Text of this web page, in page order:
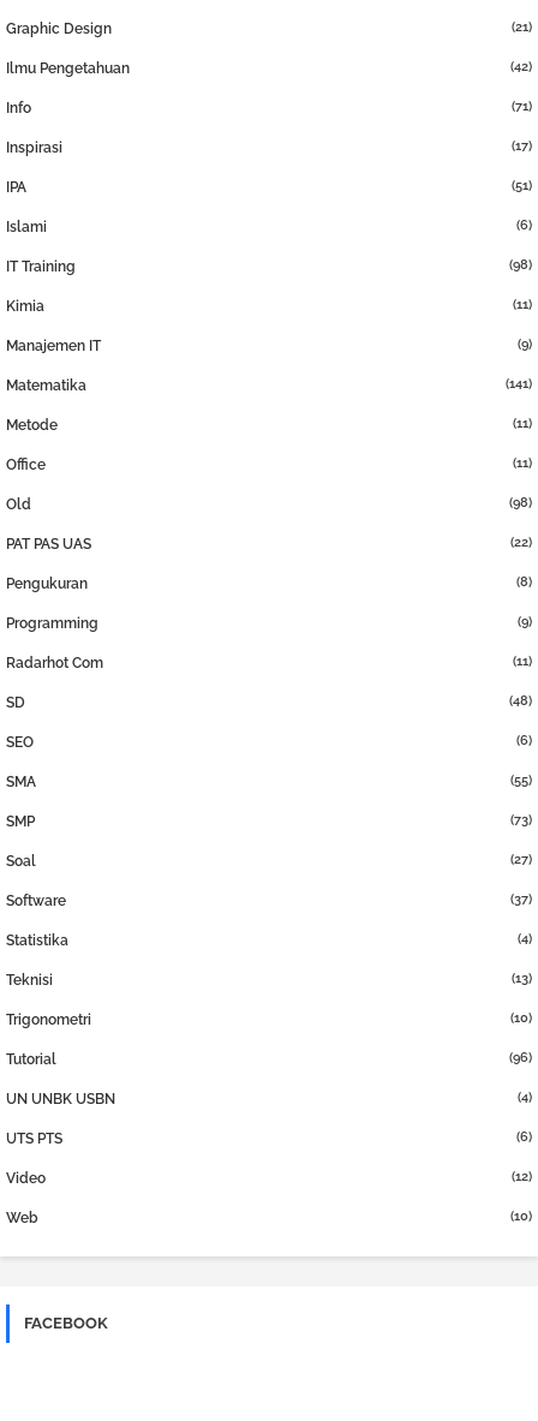
Graphic Design (21)
Ilmu Pengetahuan (42)
Info (71)
Inspirasi (17)
IPA (51)
Islami (6)
IT Training (98)
Kimia (11)
Manajemen IT (9)
Matematika (141)
Metode (11)
Office (11)
Old (98)
PAT PAS UAS (22)
Pengukuran (8)
Programming (9)
Radarhot Com (11)
SD (48)
SEO (6)
SMA (55)
SMP (73)
Soal (27)
Software (37)
Statistika (4)
Teknisi (13)
Trigonometri (10)
Tutorial (96)
UN UNBK USBN (4)
UTS PTS (6)
Video (12)
Web (10)
FACEBOOK